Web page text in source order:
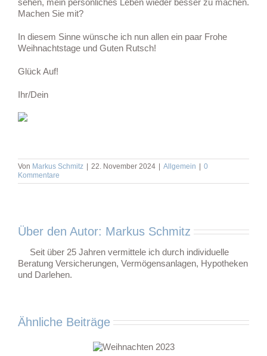
sehen, mein persönliches Leben wieder besser zu machen.
Machen Sie mit?
In diesem Sinne wünsche ich nun allen ein paar Frohe
Weihnachtstage und Guten Rutsch!
Glück Auf!
Ihr/Dein
Von Markus Schmitz 22. November 2024 Allgemein
0
Kommentare
Über den Autor: Markus Schmitz
Seit über 25 Jahren vermittele ich durch individuelle
Beratung Versicherungen, Vermögensanlagen, Hypotheken
und Darlehen.
Ähnliche Beiträge